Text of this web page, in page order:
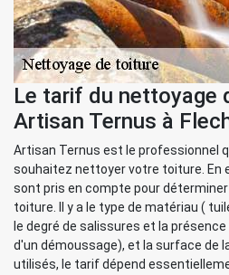
Le tarif du nettoyage
Artisan Ternus à
Artisan Ternus est le professionnel
souhaitez nettoyer votre toiture.
sont pris en compte pour
toiture. Il y a le type de matériau (
le degré de salissures et la
d'un démoussage), et la surface de
utilisés, le tarif dépend